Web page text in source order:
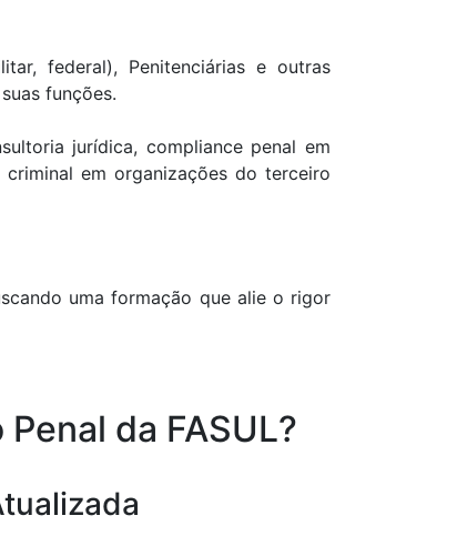
federal), Penitenciárias e outras
funções.
jurídica, compliance penal em
em organizações do terceiro
uma formação que alie o rigor
da FASUL?